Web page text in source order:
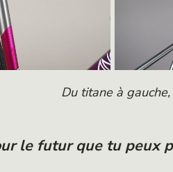
Du titane à gauche,
le futur que tu peux